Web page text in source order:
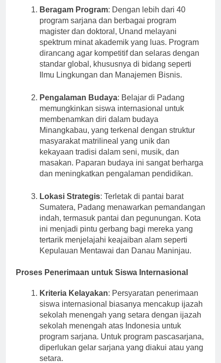
Beragam Program: Dengan lebih dari 40
program sarjana dan berbagai program
magister dan doktoral, Unand melayani
spektrum minat akademik yang luas. Program
dirancang agar kompetitif dan selaras dengan
standar global, khususnya di bidang seperti
Ilmu Lingkungan dan Manajemen Bisnis.
Pengalaman Budaya: Belajar di Padang
memungkinkan siswa internasional untuk
membenamkan diri dalam budaya
Minangkabau, yang terkenal dengan struktur
masyarakat matrilineal yang unik dan
kekayaan tradisi dalam seni, musik, dan
masakan. Paparan budaya ini sangat berharga
dan meningkatkan pengalaman pendidikan.
Lokasi Strategis: Terletak di pantai barat
Sumatera, Padang menawarkan pemandangan
indah, termasuk pantai dan pegunungan. Kota
ini menjadi pintu gerbang bagi mereka yang
tertarik menjelajahi keajaiban alam seperti
Kepulauan Mentawai dan Danau Maninjau.
Proses Penerimaan untuk Siswa Internasional
Kriteria Kelayakan: Persyaratan penerimaan
siswa internasional biasanya mencakup ijazah
sekolah menengah yang setara dengan ijazah
sekolah menengah atas Indonesia untuk
program sarjana. Untuk program pascasarjana,
diperlukan gelar sarjana yang diakui atau yang
setara.